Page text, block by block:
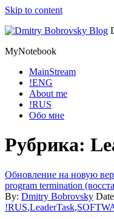
Skip to content
MyNotebook
MainStream
!ENG
About me
!RUS
Обо мне
Рубрика:
Обновление на новую
program termination
By: Dmitry Bobrovsky
!RUS,LeaderTask,